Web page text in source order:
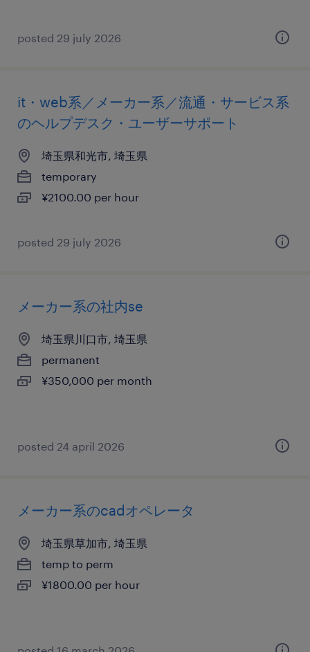
posted 29 july 2026
it・web系／メーカー系／流通・サービス系
のヘルプデスク・ユーザーサポート
埼玉県和光市, 埼玉県
temporary
¥2100.00 per hour
posted 29 july 2026
メーカー系の社内se
埼玉県川口市, 埼玉県
permanent
¥350,000 per month
posted 24 april 2026
メーカー系のcadオペレータ
埼玉県草加市, 埼玉県
temp to perm
¥1800.00 per hour